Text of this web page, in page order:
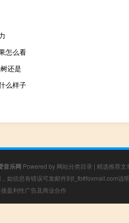
怎么看
还是
么样子
音乐网 Powered by 网站分类目录 | 精选推荐文
如信息有错误可发邮件到f_fb#foxmail.com说
盈利性广告及商业合作